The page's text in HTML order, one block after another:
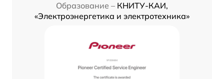
Образование – КНИТУ-КАИ,
«Электроэнергетика и электротехника»